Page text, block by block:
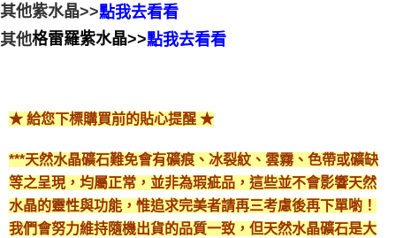
其他紫水晶>>點我去看看
其他格雷羅紫水晶>>點我去看看
★ 給您下標購買前的貼心提醒 ★
***天然水晶礦石難免會有礦痕、冰裂紋、雲霧、色帶或礦缺
等之呈現，均屬正常，並非為瑕疵品，這些並不會影響天然
水晶的靈性與功能，惟追求完美者請再三考慮後再下單喲！
我們會努力維持隨機出貨的品質一致，但天然水晶礦石是大